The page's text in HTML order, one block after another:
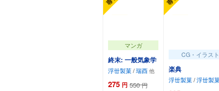
マンガ
終末: 一般気象学
浮丗製菓/瑞酉
275 円 550 円
CG・イラスト
楽典
浮丗製菓/浮丗製